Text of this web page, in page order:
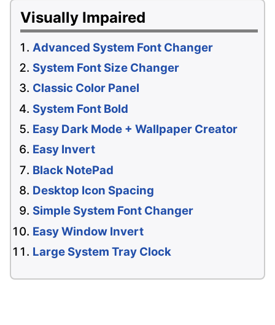
Visually Impaired
Advanced System Font Changer
System Font Size Changer
Classic Color Panel
System Font Bold
Easy Dark Mode + Wallpaper Creator
Easy Invert
Black NotePad
Desktop Icon Spacing
Simple System Font Changer
Easy Window Invert
Large System Tray Clock